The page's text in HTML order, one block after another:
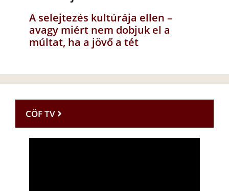
A selejtezés kultúrája ellen –
avagy miért nem dobjuk el a
múltat, ha a jövő a tét
CÖF TV